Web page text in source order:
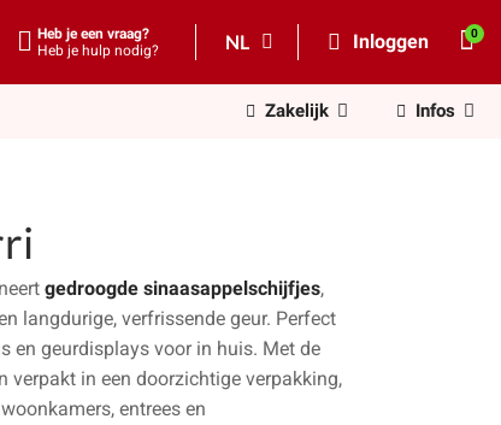
Heb je een vraag?
Heb je hulp nodig?
NL Inloggen
Zakelijk Infos
gedroogde sinaasappelschijfjes,
langdurige, verfrissende geur. Perfect
en geurdisplays voor in huis. Met de
verpakt in een doorzichtige verpakking,
entrees en